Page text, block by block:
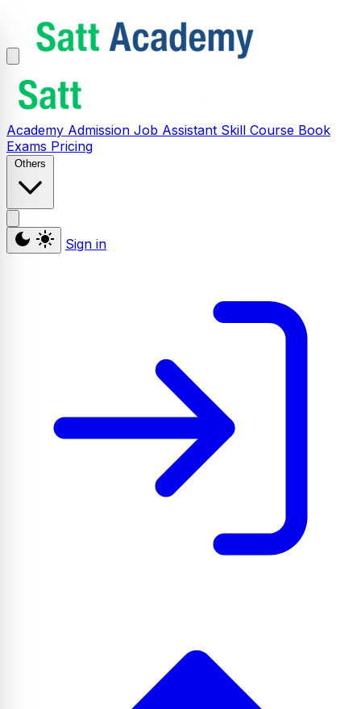
Academy Admission Job Assistant Skill Course Book
Exams Pricing
Others
Sign in